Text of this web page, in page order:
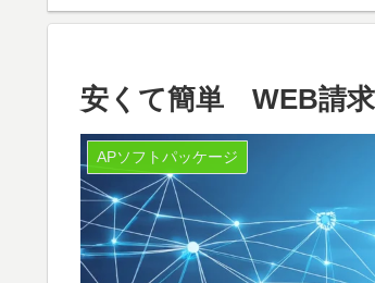
安くて簡単 WEB請
APソフトパッケージ